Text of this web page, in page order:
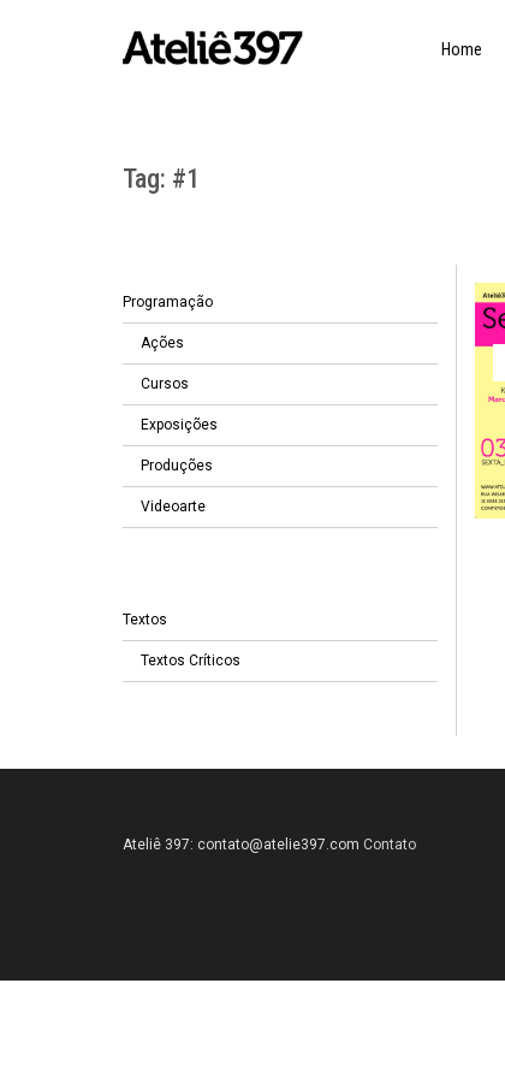
Home
Tag: #1
Programação
Ações
Cursos
Exposições
Produções
Videoarte
Textos
Textos Críticos
Ateliê 397: contato@atelie397.com Contato